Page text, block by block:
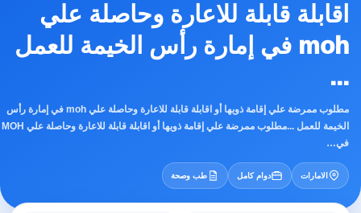
اقابلة قابلة للاعارة وحاصلة علي
moh في إمارة رأس الخيمة للعمل
...
مطلوب ممرضة علي إقامة ذويها أو اقابلة قابلة للاعارة وحاصلة علي moh في إمارة رأس
الخيمة للعمل ...مطلوب ممرضة علي إقامة ذويها أو اقابلة قابلة للاعارة وحاصلة علي MOH
في…
الامارات دوام كامل طب وصحة